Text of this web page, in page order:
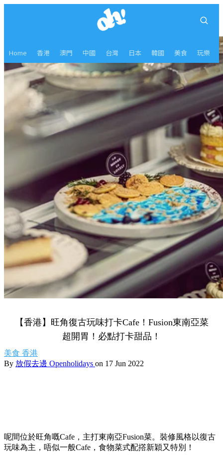
Home 香港 澳門 中國 台灣 日本 韓國 美食 玩樂
【香港】旺角復古玩味打卡Cafe！Fusion東南亞菜
超開胃！必點打卡甜品！
美食 香港
By 放假去邊 Openholidays on 17 Jun 2022
呢間位於旺角嘅Cafe，主打東南亞Fusion菜。裝修風格以復古
玩味為主，唔似一般Cafe，食物菜式配撘新穎又特別！